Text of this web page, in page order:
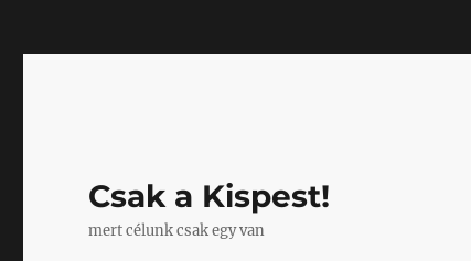
Csak a Kispest!
mert célunk csak egy van